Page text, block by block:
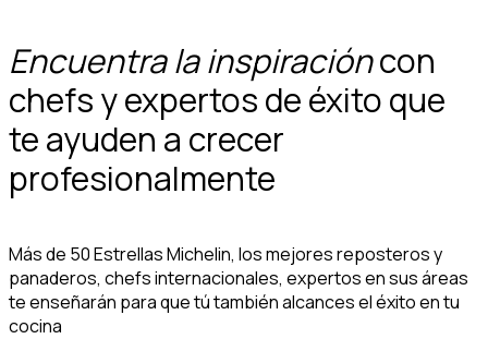
Encuentra la inspiracióncon
chefs y expertos de éxito que
te ayuden a crecer
profesionalmente
Más de 50 Estrellas Michelin, los mejores reposteros y
panaderos, chefs internacionales, expertos en sus áreas
te enseñarán para que tú también alcances el éxito en tu
cocina